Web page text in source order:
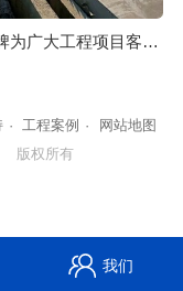
鲁蒙品牌为广大工程项目客户提供了耐久、成熟的污水处理厂防腐防水施工方案
· 工程案例 ·
网站地图
版权所有
我们